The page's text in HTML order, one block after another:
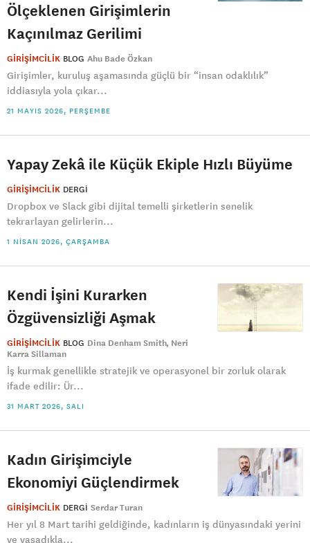
Ölçeklenen Girişimlerin
Kaçınılmaz Gerilimi
GİRİŞİMCİLİK BLOG Ahu Bade Özkan
Girişimler, kuruluş aşamasında güçlü bir “insan odaklılık”
iddiasıyla yola çıkar...
21 MAYIS 2026, PERŞEMBE
Yapay Zekâ ile Küçük Ekiple Hızlı Büyüme
GİRİŞİMCİLİK DERGI
Dropbox ve Slack gibi dijital temelli şirketlerin senelik
tekrarlayan gelirlerin...
1 NISAN 2026, ÇARŞAMBA
Kendi İşini Kurarken
Özgüvensizliği Aşmak
GİRİŞİMCİLİK BLOG Dina Denham Smith Neri
Karra Sillaman
İş kurmak genellikle stratejik ve operasyonel bir zorluk olarak
ifade edilir: Ür...
31 MART 2026, SALI
Kadın Girişimciyle
Ekonomiyi Güçlendirmek
GİRİŞİMCİLİK DERGI Serdar Turan
Her yıl 8 Mart tarihi geldiğinde, kadınların iş dünyasındaki yerini
ve yaşadıkla...